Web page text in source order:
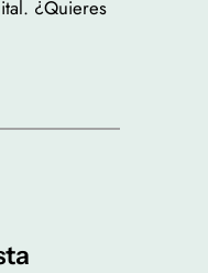
¿Quieres